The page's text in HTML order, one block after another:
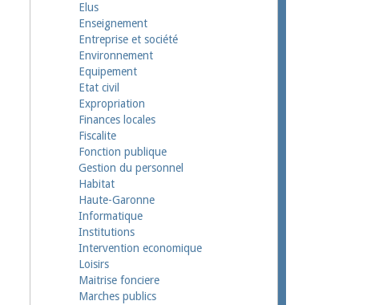
Elus
Enseignement
Entreprise et société
Environnement
Equipement
Etat civil
Expropriation
Finances locales
Fiscalite
Fonction publique
Gestion du personnel
Habitat
Haute-Garonne
Informatique
Institutions
Intervention economique
Loisirs
Maitrise fonciere
Marches publics